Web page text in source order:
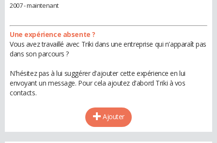
2007 - maintenant
Une expérience absente ?
Vous avez travaillé avec Triki dans une entreprise qui n'apparaît pas
dans son parcours ?
N'hésitez pas à lui suggérer d'ajouter cette expérience en lui
envoyant un message. Pour cela ajoutez d'abord Triki à vos
contacts.
Ajouter